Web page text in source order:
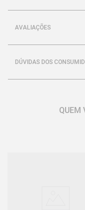
AVALIAÇÕES
DÚVIDAS DOS
QUEM